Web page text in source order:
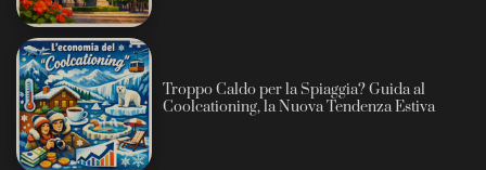
Troppo Caldo per la Spiaggia? Guida al
Coolcationing, la Nuova Tendenza Estiva